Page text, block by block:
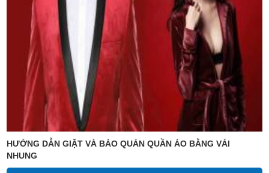
HƯỚNG DẪN GIẶT VÀ BẢO QUẢN QUẦN ÁO BẰNG VẢI
NHUNG